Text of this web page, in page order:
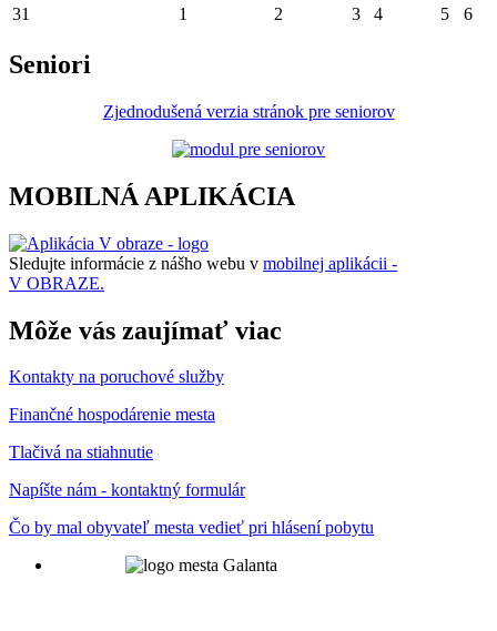
31
1 2 3 4 5 6
Seniori
Zjednodušená verzia stránok pre seniorov
MOBILNÁ APLIKÁCIA
Sledujte informácie z nášho webu v mobilnej aplikácii -
V OBRAZE.
Môže vás zaujímať viac
Kontakty na poruchové služby
Finančné hospodárenie mesta
Tlačivá na stiahnutie
Napíšte nám - kontaktný formulár
Čo by mal obyvateľ mesta vedieť pri hlásení pobytu